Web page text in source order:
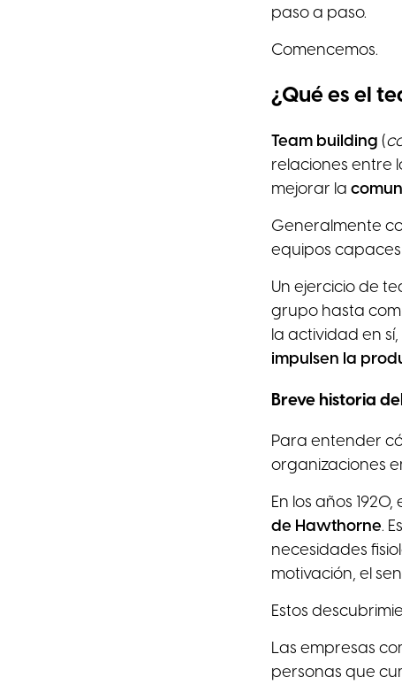
paso a paso.
Comencemos.
¿Qué es el
Team building (
relaciones entre
mejorar la
Generalmente
equipos
Un ejercicio de
grupo hasta
la actividad en
impulsen la
Breve historia
Para entender
organizaciones
En los años
de Hawthorne.
necesidades
motivación, el
Estos
Las empresas
personas que